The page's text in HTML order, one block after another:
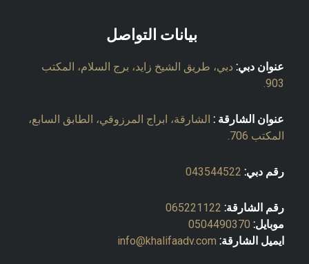
بيانات التواصل
عنوان دبي: دبي، طريق الشيخ زايد، برج السلام، المكتب
903.
عنوان الشارقة : الشارقة، ابراج المرزوقي، الطابق السابع،
المكتب 706.
رقم دبي: 043544522
رقم الشارقة: 065221122
موبايل: 0504490370
ايميل الشارقة: info@khalifaadv.com